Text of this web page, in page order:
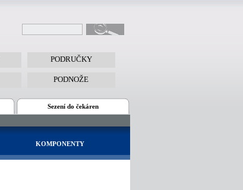
PODRUČKY
PODNOŽE
Sezení do čekáren
KOMPONENTY